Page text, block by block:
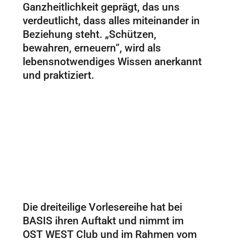
Ganzheitlichkeit geprägt, das uns
verdeutlicht, dass alles miteinander in
Beziehung steht. „Schützen,
bewahren, erneuern“, wird als
lebensnotwendiges Wissen anerkannt
und praktiziert.
Die dreiteilige Vorlesereihe hat bei
BASIS ihren Auftakt und nimmt im
OST WEST Club und im Rahmen vom